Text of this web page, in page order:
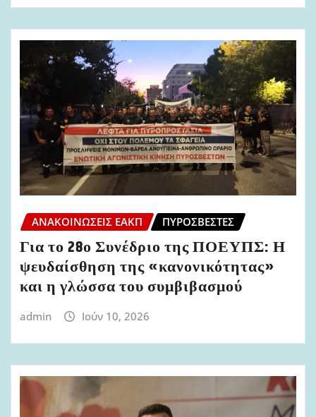
ΑΝΑΚΟΙΝΏΣΕΙΣ ΕΑΚΠ ΠΥΡΟΣΒΈΣΤΕΣ
Για το 28ο Συνέδριο της ΠΟΕΥΠΣ: Η
ψευδαίσθηση της «κανονικότητας»
και η γλώσσα του συμβιβασμού
admin Ιούν 10, 2026